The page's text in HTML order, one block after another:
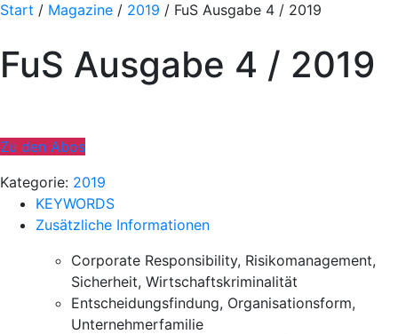
Start / Magazine / 2019 / FuS Ausgabe 4 / 2019
FuS Ausgabe 4 / 2019
Zu den Abos
Kategorie: 2019
KEYWORDS
Zusätzliche Informationen
Corporate Responsibility, Risikomanagement,
Sicherheit, Wirtschaftskriminalität
Entscheidungsfindung, Organisationsform,
Unternehmerfamilie